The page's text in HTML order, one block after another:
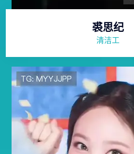
裘思纪
清洁工